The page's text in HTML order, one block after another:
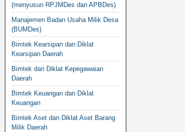
(menyusun RPJMDes dan APBDes)
Manajemen Badan Usaha Milik Desa
(BUMDes)
Bimtek Kearsipan dan Diklat
Kearsipan Daerah
Bimtek dan Diklat Kepegawaian
Daerah
Bimtek Keuangan dan Diklat
Keuangan
Bimtek Aset dan Diklat Aset Barang
Milik Daerah